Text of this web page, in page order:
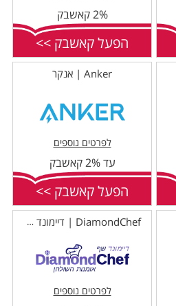
2% קאשבק
הפעל קאשבק >>
Anker | אנקר
לפרטים נוספים
עד 2% קאשבק
הפעל קאשבק >>
DiamondChef | דיימונד שף
לפרטים נוספים